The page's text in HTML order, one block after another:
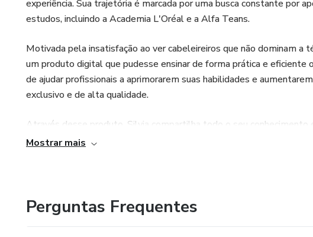
experiência. Sua trajetória é marcada por uma busca constante por
estudos, incluindo a Academia L'Oréal e a Alfa Teans.
Motivada pela insatisfação ao ver cabeleireiros que não dominam a
um produto digital que pudesse ensinar de forma prática e
de ajudar profissionais a aprimorarem suas habilidades e
exclusivo e de alta qualidade.
Através desse produto, Silvia compartilha todo o seu conhecimento
oportunidade de se destacarem no mercado e conquistarem a
Mostrar mais
Perguntas Frequentes